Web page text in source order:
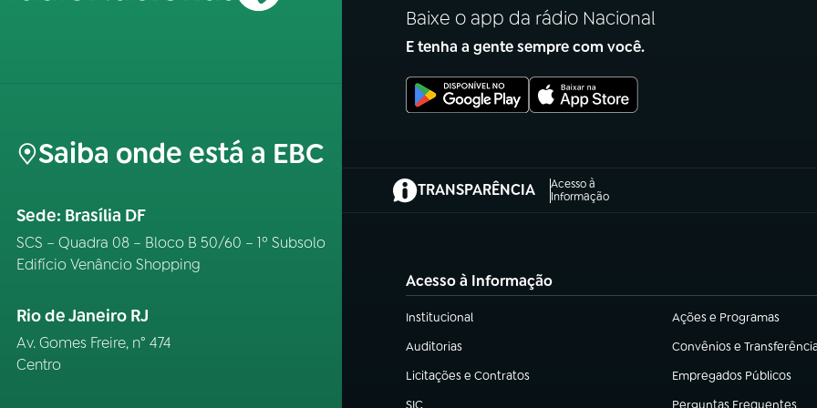
Saiba onde está a EBC
Sede: Brasília DF
SCS – Quadra 08 – Bloco B 50/60 – 1º Subsolo
Edifício Venâncio Shopping
Rio de Janeiro RJ
Av. Gomes Freire, n° 474
Centro
Baixe o app da rádio Nacional
E tenha a gente sempre com você.
TRANSPARÊNCIA
Acesso à
Informação
(abre em nova aba)
Acesso à Informação
Institucional
(abre em nova aba) Ações e Programas
(abre em nova aba)
Auditorias
(abre em nova aba) Convênios e
(abre em nova aba)
Licitações e Contratos
(abre em nova aba) Empregados Públicos
(abre em nova aba)
SIC
Perguntas Frequentes